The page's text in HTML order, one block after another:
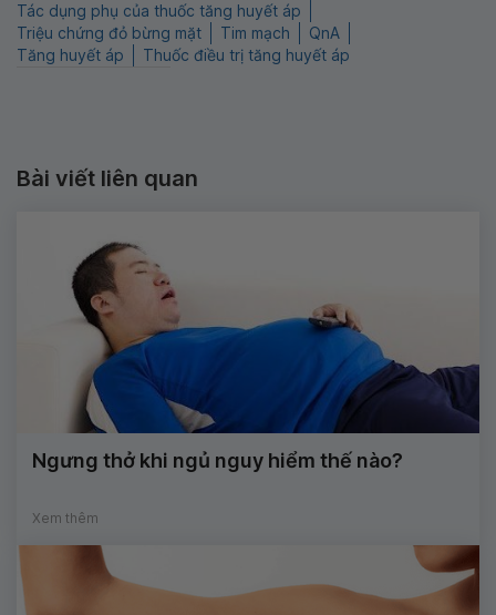
Tác dụng phụ của thuốc tăng huyết áp
Triệu chứng đỏ bừng mặt
Tim mạch
QnA
Tăng huyết áp
Thuốc điều trị tăng huyết áp
Bài viết liên quan
Ngưng thở khi ngủ nguy hiểm thế nào?
Xem thêm